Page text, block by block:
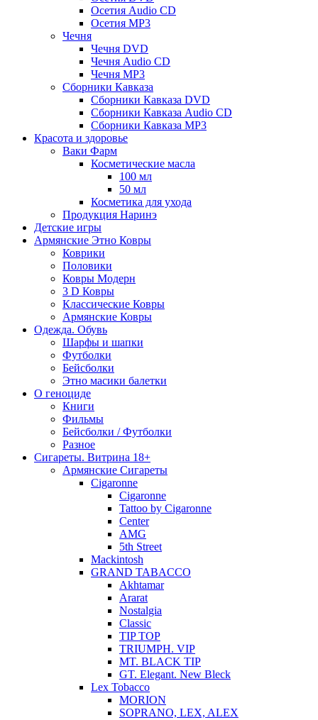
Осетия Audio CD
Осетия MP3
Чечня
Чечня DVD
Чечня Audio CD
Чечня MP3
Сборники Кавказа
Сборники Кавказа DVD
Сборники Кавказа Audio CD
Сборники Кавказа MP3
Красота и здоровье
Ваки Фарм
Косметические масла
100 мл
50 мл
Косметика для ухода
Продукция Наринэ
Детские игры
Армянские Этно Ковры
Коврики
Половики
Ковры Модерн
3 D Ковры
Классические Ковры
Армянские Ковры
Одежда. Обувь
Шарфы и шапки
Футболки
Бейсболки
Этно масики балетки
О геноциде
Книги
Фильмы
Бейсболки / Футболки
Разное
Сигареты. Витрина 18+
Армянские Сигареты
Cigaronne
Cigaronne
Tattoo by Cigaronne
Center
AMG
5th Street
Mackintosh
GRAND TABACCO
Akhtamar
Ararat
Nostalgia
Classic
TIP TOP
TRIUMPH. VIP
MT. BLACK TIP
GT. Elegant. New Bleck
Lex Tobacco
MORION
SOPRANO, LEX, ALEX